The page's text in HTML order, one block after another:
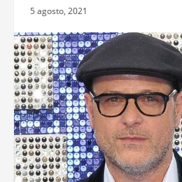
5 agosto, 2021